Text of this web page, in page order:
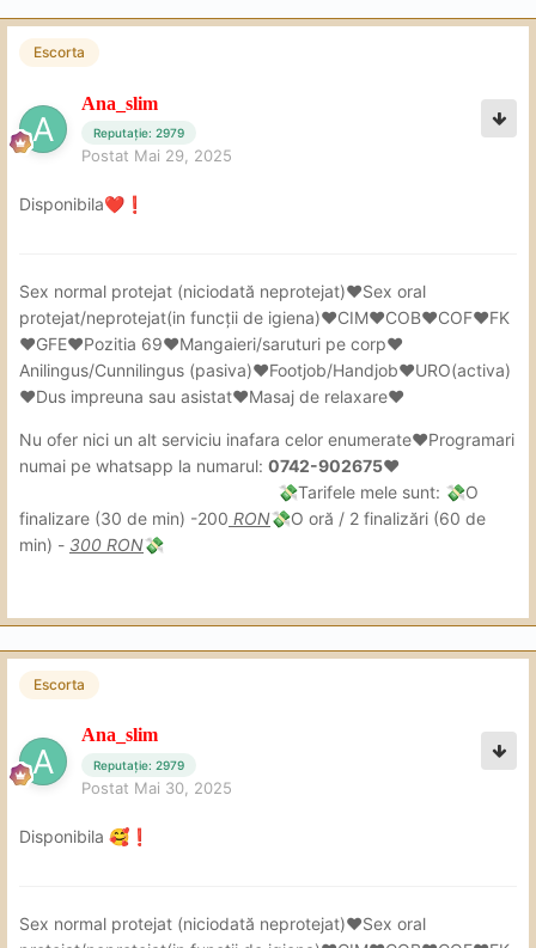
Escorta
Ana_slim
Reputație: 2979
Postat Mai 29, 2025
Disponibila❤️ ❗
Sex normal protejat (niciodată neprotejat)❤Sex oral
protejat/neprotejat(in funcții de igiena)❤CIM❤COB❤COF❤FK
❤GFE❤Pozitia 69❤Mangaieri/saruturi pe corp❤
Anilingus/Cunnilingus (pasiva)❤Footjob/Handjob❤URO(activa)
❤Dus impreuna sau asistat❤Masaj de relaxare❤
Nu ofer nici un alt serviciu inafara celor enumerate❤Programari
numai pe whatsapp la numarul: 0742-902675❤
💸Tarifele mele sunt: 💸O
finalizare (30 de min) -200 RON💸O oră / 2 finalizări (60 de
min) - 300 RON💸
Escorta
Ana_slim
Reputație: 2979
Postat Mai 30, 2025
Disponibila 🥰 ❗
Sex normal protejat (niciodată neprotejat)❤Sex oral